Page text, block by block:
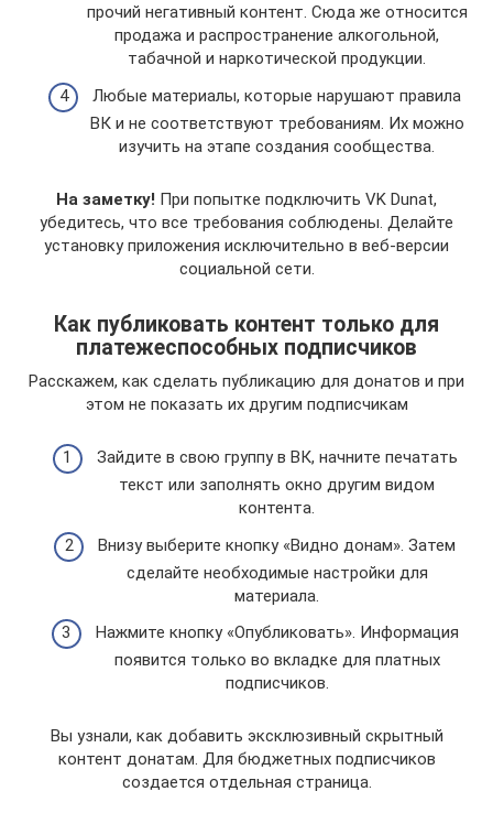
прочий негативный контент. Сюда же относится
продажа и распространение алкогольной,
табачной и наркотической продукции.
Любые материалы, которые нарушают правила
ВК и не соответствуют требованиям. Их можно
изучить на этапе создания сообщества.
На заметку! При попытке подключить VK Dunat,
убедитесь, что все требования соблюдены. Делайте
установку приложения исключительно в веб-версии
социальной сети.
Как публиковать контент только для
платежеспособных подписчиков
Расскажем, как сделать публикацию для донатов и при
этом не показать их другим подписчикам
Зайдите в свою группу в ВК, начните печатать
текст или заполнять окно другим видом
контента.
Внизу выберите кнопку «Видно донам». Затем
сделайте необходимые настройки для
материала.
Нажмите кнопку «Опубликовать». Информация
появится только во вкладке для платных
подписчиков.
Вы узнали, как добавить эксклюзивный скрытный
контент донатам. Для бюджетных подписчиков
создается отдельная страница.